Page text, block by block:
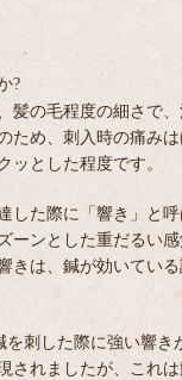
?
髪の毛程度の細さで
ため、刺入時の痛み
ッとした程度です。
した際に「響き」と
ーンとした重だるい
きは、鍼が効いてい
刺した際に強い響き
されましたが、これ